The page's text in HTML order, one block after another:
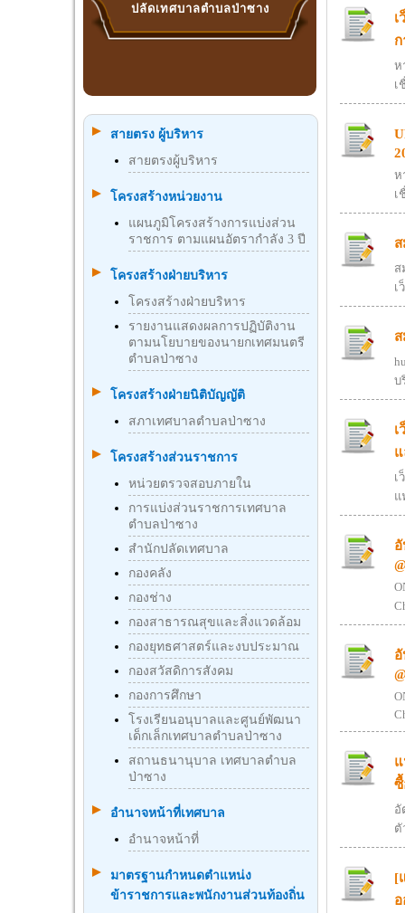
ปลัดเทศบาลตำบลป่าซาง
สายตรง ผู้บริหาร
สายตรงผู้บริหาร
โครงสร้างหน่วยงาน
แผนภูมิโครงสร้างการแบ่งส่วน
ราชการ ตามแผนอัตรากำลัง 3 ปี
โครงสร้างฝ่ายบริหาร
โครงสร้างฝ่ายบริหาร
รายงานแสดงผลการปฏิบัติงาน
ตามนโยบายของนายกเทศมนตรี
ตำบลป่าซาง
โครงสร้างฝ่ายนิติบัญญัติ
สภาเทศบาลตำบลป่าซาง
โครงสร้างส่วนราชการ
หน่วยตรวจสอบภายใน
การแบ่งส่วนราชการเทศบาล
ตำบลป่าซาง
สำนักปลัดเทศบาล
กองคลัง
กองช่าง
กองสาธารณสุขและสิ่งแวดล้อม
กองยุทธศาสตร์และงบประมาณ
กองสวัสดิการสังคม
กองการศึกษา
โรงเรียนอนุบาลและศูนย์พัฒนา
เด็กเล็กเทศบาลตำบลป่าซาง
สถานธนานุบาล เทศบาลตำบล
ป่าซาง
อำนาจหน้าที่เทศบาล
อำนาจหน้าที่
มาตรฐานกําหนดตําแหน่ง
ข้าราชการและพนักงานส่วนท้องถิ่น
ห
เ
ห
เ
ส
เ
บ
เ
แ
ซื้
อั
ตั
[